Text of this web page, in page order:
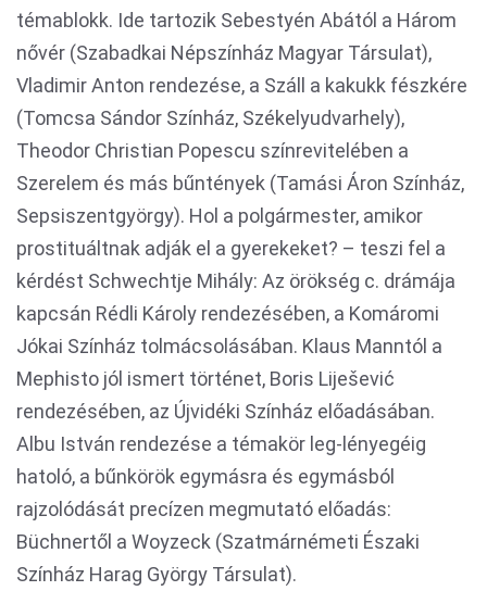
témablokk. Ide tartozik Sebestyén Abától a Három
nővér (Szabadkai Népszínház Magyar Társulat),
Vladimir Anton rendezése, a Száll a kakukk fészkére
(Tomcsa Sándor Színház, Székelyudvarhely),
Theodor Christian Popescu színrevitelében a
Szerelem és más bűntények (Tamási Áron Színház,
Sepsiszentgyörgy). Hol a polgármester, amikor
prostituáltnak adják el a gyerekeket? – teszi fel a
kérdést Schwechtje Mihály: Az örökség c. drámája
kapcsán Rédli Károly rendezésében, a Komáromi
Jókai Színház tolmácsolásában. Klaus Manntól a
Mephisto jól ismert történet, Boris Liješević
rendezésében, az Újvidéki Színház előadásában.
Albu István rendezése a témakör leg-lényegéig
hatoló, a bűnkörök egymásra és egymásból
rajzolódását precízen megmutató előadás:
Büchnertől a Woyzeck (Szatmárnémeti Északi
Színház Harag György Társulat).